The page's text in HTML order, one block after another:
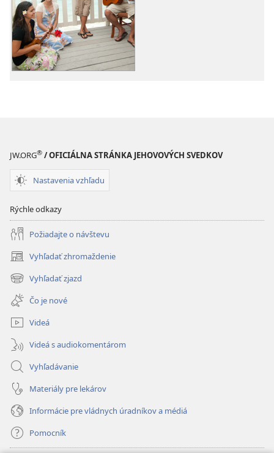
JW.ORG® / OFICIÁLNA STRÁNKA JEHOVOVÝCH SVEDKOV
Nastavenia vzhľadu
Rýchle odkazy
Požiadajte o návštevu
Vyhľadať zhromaždenie
(otvorí
nové
okno)
Vyhľadať zjazd
(otvorí
nové
okno)
Čo je nové
Videá
Videá s audiokomentárom
Vyhľadávanie
Materiály pre lekárov
Informácie pre vládnych úradníkov a médiá
Pomocník